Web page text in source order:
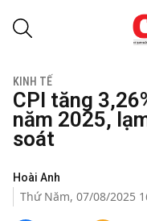
KINH TẾ
CPI tăng
năm 2025,
soát
Hoài Anh
Thứ Năm, 07/08/2025